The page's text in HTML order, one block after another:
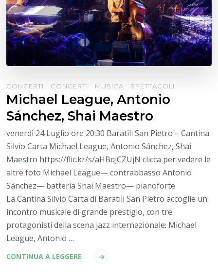
CONCERTI CONCERTI MUSICA SPETTACOLI
Michael League, Antonio
Sánchez, Shai Maestro
venerdì 24 Luglio ore 20:30 Baratili San Pietro – Cantina
Silvio Carta Michael League, Antonio Sánchez, Shai
Maestro https://flic.kr/s/aHBqjCZUjN clicca per vedere le
altre foto Michael League— contrabbasso Antonio
Sánchez— batteria Shai Maestro— pianoforte
La Cantina Silvio Carta di Baratili San Pietro accoglie un
incontro musicale di grande prestigio, con tre
protagonisti della scena jazz internazionale: Michael
League, Antonio …
CONTINUA A LEGGERE